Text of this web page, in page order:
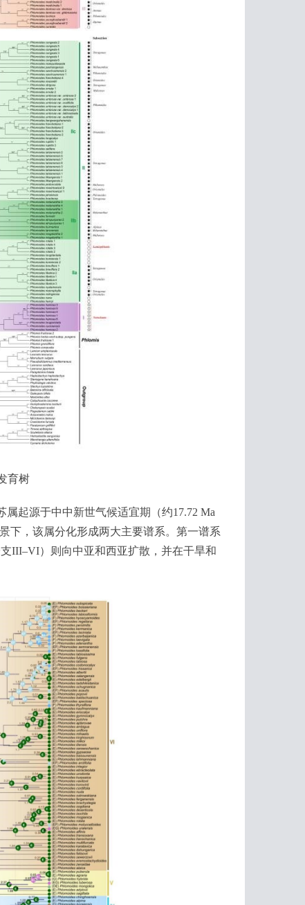
育树
起源于中中新世气候适宜期（约17.72 Ma
下，该属分化形成两大主要谱系。第一谱系
III–VI）则向中亚和西亚扩散，并在干旱和